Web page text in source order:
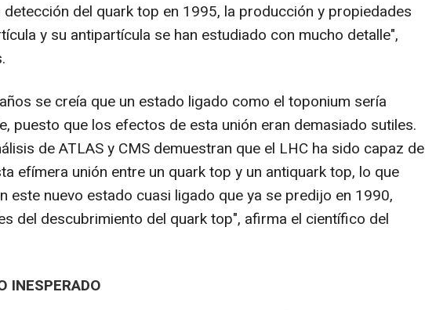
detección del quark top en 1995, la producción y propiedades
y su antipartícula se han estudiado con mucho detalle",
se creía que un estado ligado como el toponium sería
puesto que los efectos de esta unión eran demasiado sutiles.
de ATLAS y CMS demuestran que el LHC ha sido capaz de
efímera unión entre un quark top y un antiquark top, lo que
este nuevo estado cuasi ligado que ya se predijo en 1990,
del descubrimiento del quark top", afirma el científico del
INESPERADO